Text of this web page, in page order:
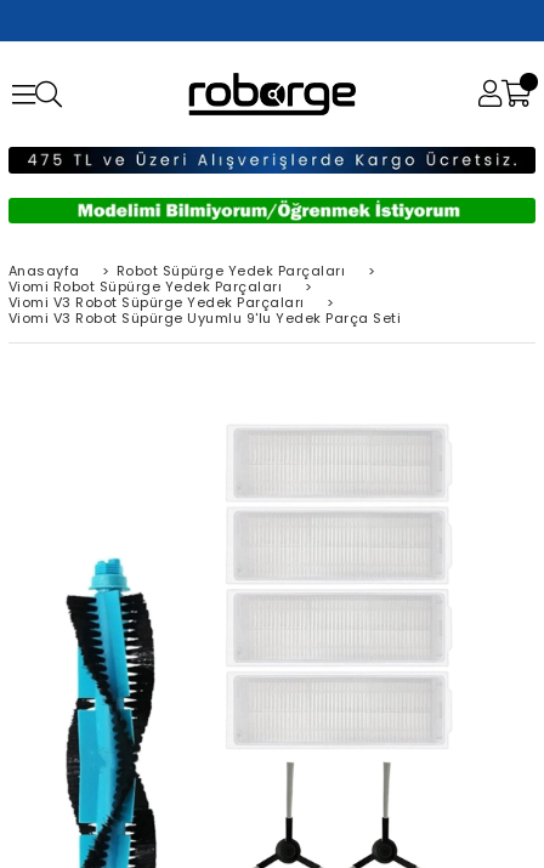
Anasayfa > Robot Süpürge Yedek Parçaları
>
Viomi Robot Süpürge Yedek Parçaları
>
Viomi V3 Robot Süpürge Yedek Parçaları
>
Viomi V3 Robot Süpürge Uyumlu 9'lu Yedek Parça Seti